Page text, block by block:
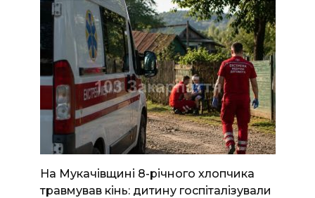
На Мукачівщині 8-річного хлопчика
травмував кінь: дитину госпіталізували